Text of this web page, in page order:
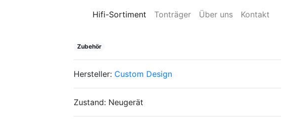
Hifi-Sortiment Tonträger Über uns Kontakt
Zubehör
Hersteller: Custom Design
Zustand:Neugerät